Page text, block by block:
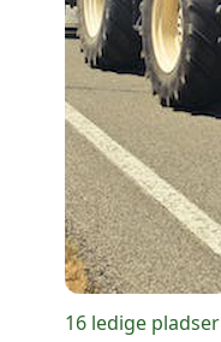
16 ledige pladser